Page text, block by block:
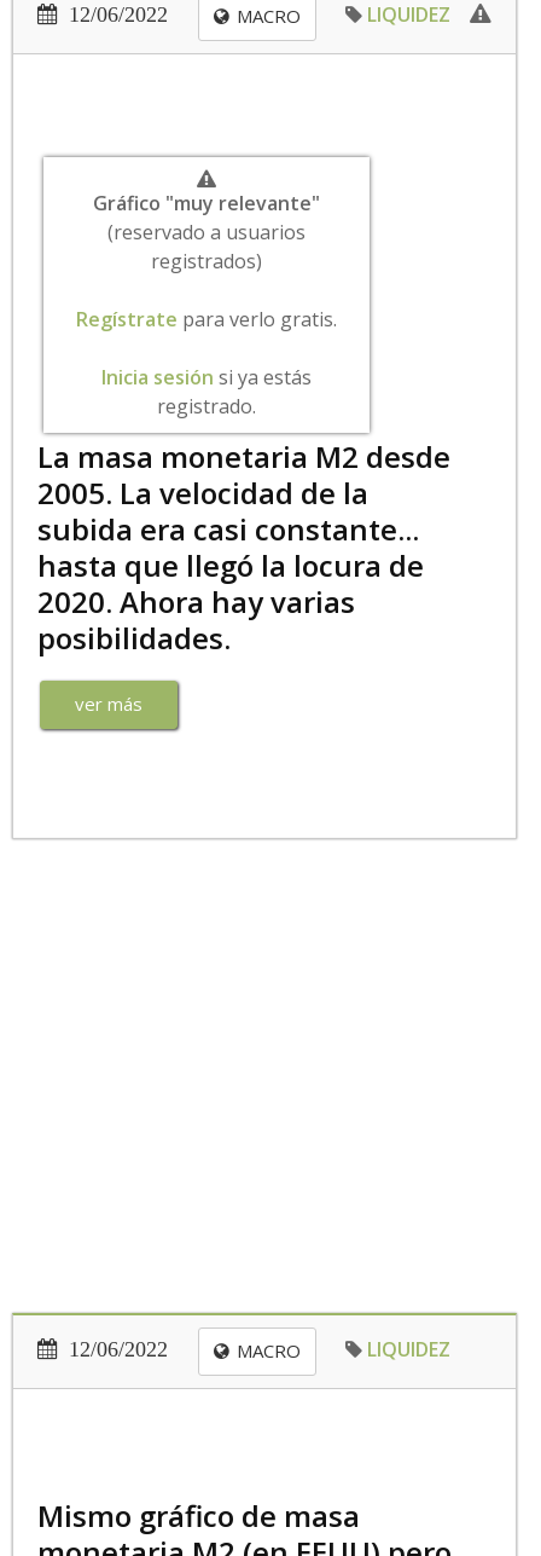
12/06/2022 MACRO LIQUIDEZ
Gráfico "muy relevante"
(reservado a usuarios
registrados)
Regístrate para verlo gratis.
Inicia sesión si ya estás
registrado.
La masa monetaria M2 desde
2005. La velocidad de la
subida era casi constante...
hasta que llegó la locura de
2020. Ahora hay varias
posibilidades.
ver más
12/06/2022 MACRO LIQUIDEZ
Mismo gráfico de masa